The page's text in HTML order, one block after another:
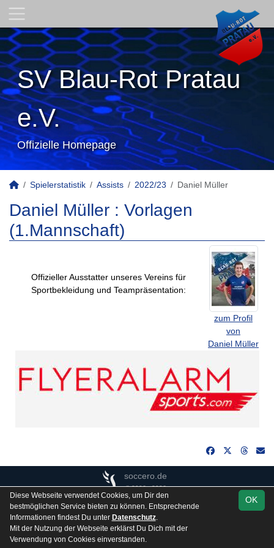
SV Blau-Rot Pratau
e.V.
Offizielle Homepage
Spielerstatistik Assists 2022/23 Daniel Müller
Daniel Müller : Vorlagen
(1.Mannschaft)
zum Profil
von
Daniel Müller
Offizieller Ausstatter unseres Vereins für
Sportbekleidung und Teampräsentation:
soccero.de
© 2006 - 2026
Besucherstatistik Kontakt Impressum
Gästebuch
Datenschutz
OK
Diese Webseite verwendet Cookies, um Dir den
bestmöglichen Service bieten zu können. Entsprechende
Informationen findest Du unter Datenschutz.
Mit der Nutzung der Webseite erklärst Du Dich mit der
Verwendung von Cookies einverstanden.